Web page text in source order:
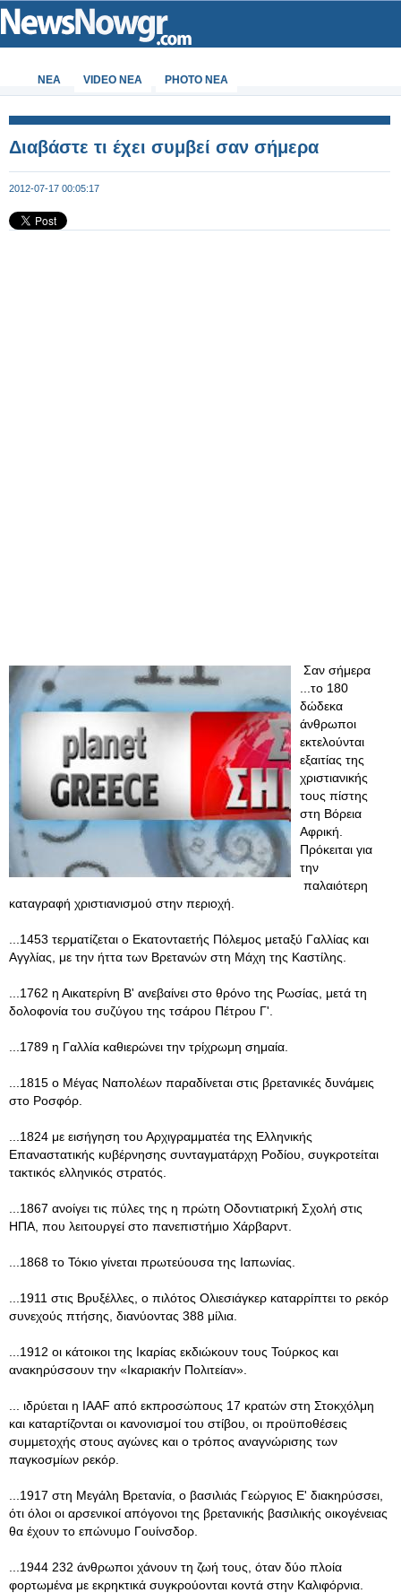
ΝΕΑ VIDEO NEA PHOTO NEA
Διαβάστε τι έχει συμβεί σαν σήμερα
2012-07-17 00:05:17
Σαν σήμερα
...το 180
δώδεκα
άνθρωποι
εκτελούνται
εξαιτίας της
χριστιανικής
τους πίστης
στη Βόρεια
Αφρική.
Πρόκειται για
την
παλαιότερη
καταγραφή χριστιανισμού στην περιοχή.
...1453 τερματίζεται ο Εκατονταετής Πόλεμος μεταξύ Γαλλίας και
Αγγλίας, με την ήττα των Βρετανών στη Μάχη της Καστίλης.
...1762 η Αικατερίνη Β' ανεβαίνει στο θρόνο της Ρωσίας, μετά τη
δολοφονία του συζύγου της τσάρου Πέτρου Γ'.
...1789 η Γαλλία καθιερώνει την τρίχρωμη σημαία.
...1815 ο Μέγας Ναπολέων παραδίνεται στις βρετανικές δυνάμεις
στο Ροσφόρ.
...1824 με εισήγηση του Αρχιγραμματέα της Ελληνικής
Επαναστατικής κυβέρνησης συνταγματάρχη Ροδίου, συγκροτείται
τακτικός ελληνικός στρατός.
...1867 ανοίγει τις πύλες της η πρώτη Οδοντιατρική Σχολή στις
ΗΠΑ, που λειτουργεί στο πανεπιστήμιο Χάρβαρντ.
...1868 το Τόκιο γίνεται πρωτεύουσα της Ιαπωνίας.
...1911 στις Βρυξέλλες, ο πιλότος Ολιεσιάγκερ καταρρίπτει το ρεκόρ
συνεχούς πτήσης, διανύοντας 388 μίλια.
...1912 οι κάτοικοι της Ικαρίας εκδιώκουν τους Τούρκος και
ανακηρύσσουν την «Ικαριακήν Πολιτείαν».
... ιδρύεται η IAAF από εκπροσώπους 17 κρατών στη Στοκχόλμη
και καταρτίζονται οι κανονισμοί του στίβου, οι προϋποθέσεις
συμμετοχής στους αγώνες και ο τρόπος αναγνώρισης των
παγκοσμίων ρεκόρ.
...1917 στη Μεγάλη Βρετανία, ο βασιλιάς Γεώργιος Ε' διακηρύσσει,
ότι όλοι οι αρσενικοί απόγονοι της βρετανικής βασιλικής οικογένειας
θα έχουν το επώνυμο Γουίνσδορ.
...1944 232 άνθρωποι χάνουν τη ζωή τους, όταν δύο πλοία
φορτωμένα με εκρηκτικά συγκρούονται κοντά στην Καλιφόρνια.